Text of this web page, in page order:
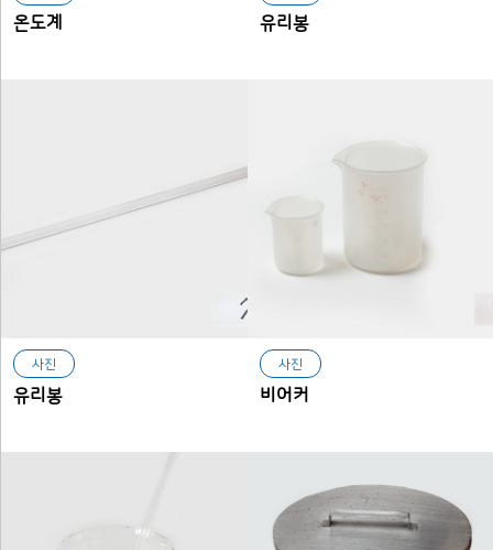
온도계 유리봉
사진
유리봉
사진
비어커